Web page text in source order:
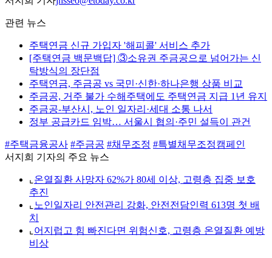
관련 뉴스
주택연금 신규 가입자 '해피콜' 서비스 추가
[주택연금 백문백답] ③소유권 주금공으로 넘어가는 신
탁방식의 장단점
주택연금, 주금공 vs 국민·신한·하나은행 상품 비교
주금공, 거주 불가 수해주택에도 주택연금 지급 1년 유지
주금공-부산시, 노인 일자리·세대 소통 나서
정부 공급카드 임박… 서울시 협의·주민 설득이 관건
#주택금융공사 #주금공 #채무조정 #특별채무조정캠페인
서지희 기자의 주요 뉴스
⌞ 온열질환 사망자 62%가 80세 이상, 고령층 집중 보호
추진
⌞ 노인일자리 안전관리 강화, 안전전담인력 613명 첫 배
치
⌞ 어지럽고 힘 빠진다면 위험신호, 고령층 온열질환 예방
비상